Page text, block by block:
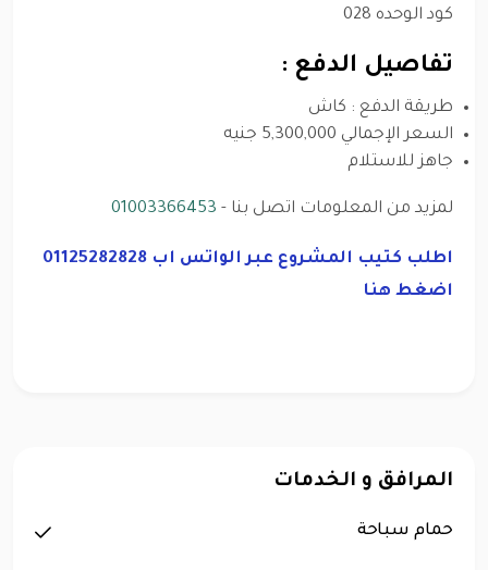
كود الوحده 028
تفاصيل الدفع :
طريقة الدفع : كاش
السعر الإجمالي 5,300,000 جنيه
جاهز للاستلام
لمزيد من المعلومات اتصل بنا - 01003366453
اطلب كتيب المشروع عبر الواتس اب 01125282828
اضغط هنا
المرافق و الخدمات
حمام سباحة